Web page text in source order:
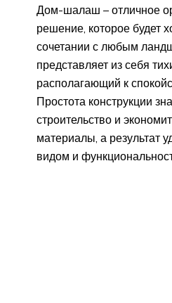
Дом-шалаш – отличное
решение, которое будет
сочетании с любым
представляет из себя
располагающий к
Простота конструкции
строительство и
материалы, а результат
видом и